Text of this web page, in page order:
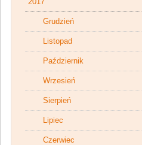
Grudzień
Listopad
Październik
Wrzesień
Sierpień
Lipiec
Czerwiec